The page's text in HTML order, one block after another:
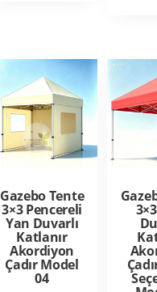
Gazebo Tente
3×3 Pencereli
Yan Duvarlı
Katlanır
Akordiyon
Çadır Model
04